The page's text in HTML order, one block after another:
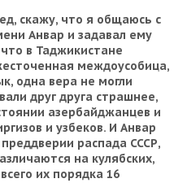
скажу, что я общаюсь с
Анвар и задавал ему
в Таджикистане
междоусобица,
одна вера не могли
друг друга страшнее,
азербайджанцев и
и узбеков. И Анвар
распада СССР,
на кулябских,
их порядка 16